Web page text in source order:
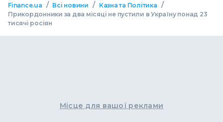
Finance.ua / Всі новини / Казна та Політика /
Прикордонники за два місяці не пустили в Україну понад 23
тисячі росіян
Місце для вашої реклами